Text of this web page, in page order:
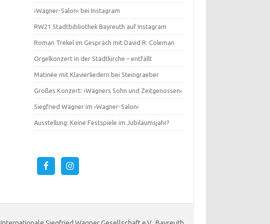
›Wagner-Salon‹ bei Instagram
RW21 Stadtbibliothek Bayreuth auf Instagram
Roman Trekel im Gespräch mit David R. Coleman
Orgelkonzert in der Stadtkirche – entfällt
Matinée mit Klavierliedern bei Steingraeber
Großes Konzert: ›Wagners Sohn und Zeitgenossen‹
Siegfried Wagner im ›Wagner-Salon‹
Ausstellung: Keine Festspiele im Jubiläumsjahr?